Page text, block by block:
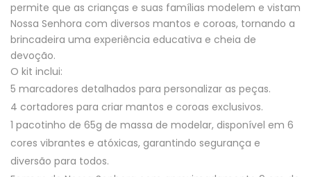
permite que as crianças e suas famílias modelem e vistam
Nossa Senhora com diversos mantos e coroas, tornando a
brincadeira uma experiência educativa e cheia de
devoção.
O kit inclui:
5 marcadores detalhados para personalizar as peças.
4 cortadores para criar mantos e coroas exclusivos.
1 pacotinho de 65g de massa de modelar, disponível em 6
cores vibrantes e atóxicas, garantindo segurança e
diversão para todos.